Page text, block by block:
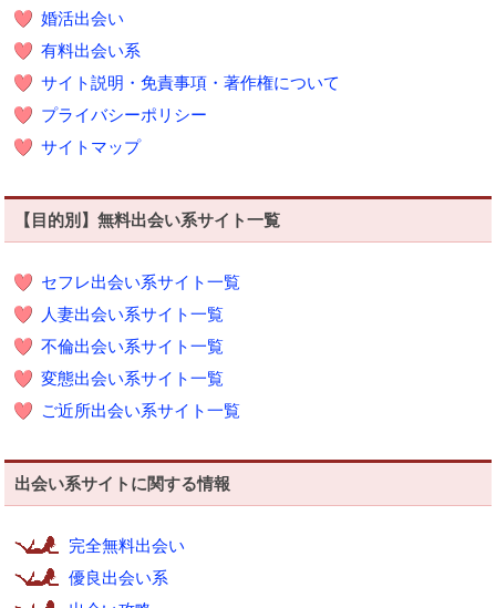
婚活出会い
有料出会い系
サイト説明・免責事項・著作権について
プライバシーポリシー
サイトマップ
【目的別】無料出会い系サイト一覧
セフレ出会い系サイト一覧
人妻出会い系サイト一覧
不倫出会い系サイト一覧
変態出会い系サイト一覧
ご近所出会い系サイト一覧
出会い系サイトに関する情報
完全無料出会い
優良出会い系